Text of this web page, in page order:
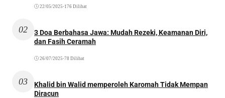
22/05/2025 •176 Dilihat
02
3 Doa Berbahasa Jawa: Mudah Rezeki, Keamanan Diri,
dan Fasih Ceramah
26/07/2025 •78 Dilihat
03
Khalid bin Walid memperoleh Karomah Tidak Mempan
Diracun